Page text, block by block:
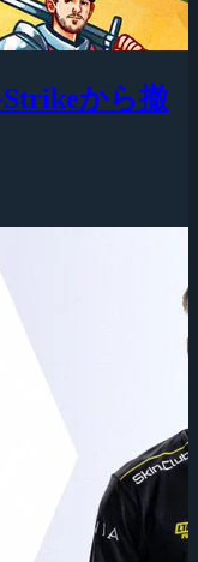
Strikeから撤